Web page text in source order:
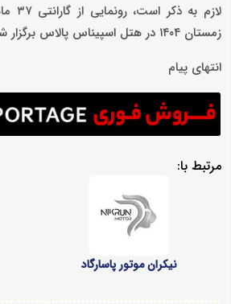
زمستان ۱۴۰۴ در هتل اسپیناس پالاس برگزار شد.
انتهای پیام
مرتبط با:
نیکران موتور پاسارگاد